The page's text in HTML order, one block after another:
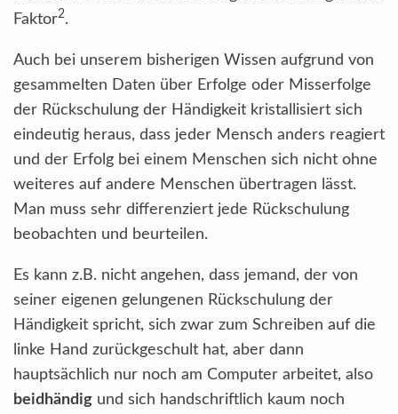
Faktor2.
Auch bei unserem bisherigen Wissen aufgrund von
gesammelten Daten über Erfolge oder Misserfolge
der Rückschulung der Händigkeit kristallisiert sich
eindeutig heraus, dass jeder Mensch anders reagiert
und der Erfolg bei einem Menschen sich nicht ohne
weiteres auf andere Menschen übertragen lässt.
Man muss sehr differenziert jede Rückschulung
beobachten und beurteilen.
Es kann z.B. nicht angehen, dass jemand, der von
seiner eigenen gelungenen Rückschulung der
Händigkeit spricht, sich zwar zum Schreiben auf die
linke Hand zurückgeschult hat, aber dann
hauptsächlich nur noch am Computer arbeitet, also
beidhändig und sich handschriftlich kaum noch